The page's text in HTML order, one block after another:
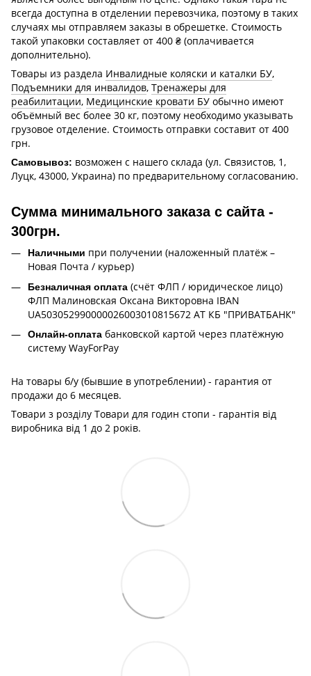
всегда доступна в отделении перевозчика, поэтому в таких
случаях мы отправляем заказы в обрешетке. Стоимость
такой упаковки составляет от 400 ₴ (оплачивается
дополнительно).
Товары из раздела Инвалидные коляски и каталки БУ,
Подъемники для инвалидов, Тренажеры для
реабилитации, Медицинские кровати БУ обычно имеют
объёмный вес более 30 кг, поэтому необходимо указывать
грузовое отделение. Стоимость отправки составит от 400
грн.
Самовывоз: возможен с нашего склада (ул. Связистов, 1,
Луцк, 43000, Украина) по предварительному согласованию.
Сумма минимального заказа с сайта -
300грн.
Наличными при получении (наложенный платёж –
Новая Почта / курьер)
Безналичная оплата (счёт ФЛП / юридическое лицо)
ФЛП Малиновская Оксана Викторовна IBAN
UA503052990000026003010815672 АТ КБ "ПРИВАТБАНК"
Онлайн-оплата банковской картой через платёжную
систему WayForPay
На товары б/у (бывшие в употреблении) - гарантия от
продажи до 6 месяцев.
Товари з розділу Товари для годин стопи - гарантія від
виробника від 1 до 2 років.